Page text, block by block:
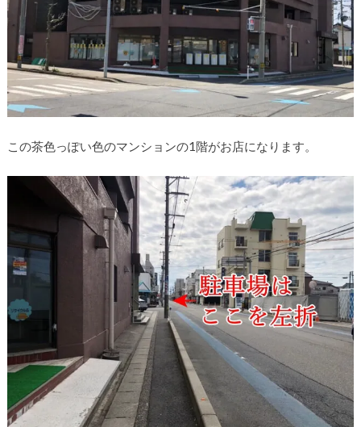
この茶色っぽい色のマンションの1階がお店になります。